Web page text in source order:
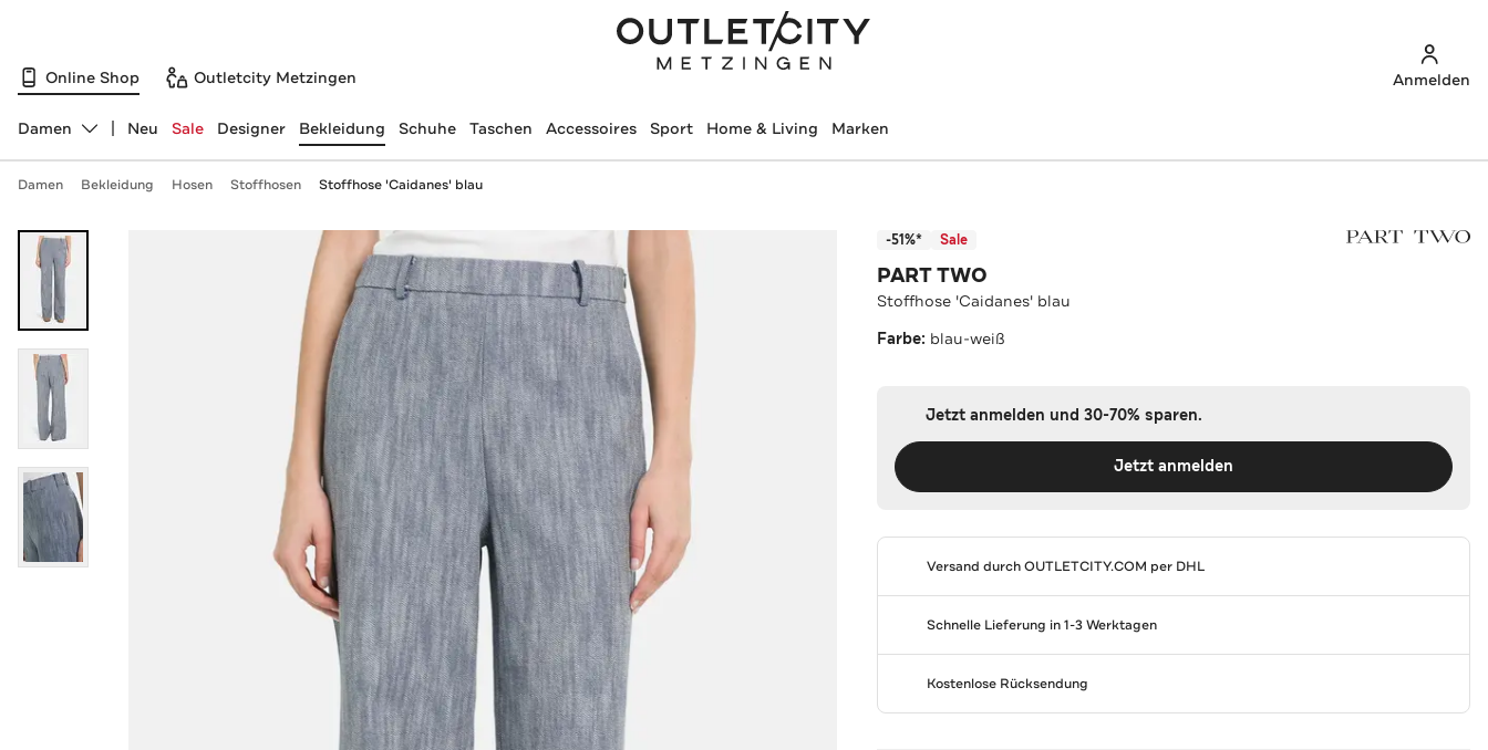
Online Shop Outletcity Metzingen Anmelden
Abteilung ändern, ausgewählt:
Damen Neu Sale Designer Bekleidung Schuhe Taschen Accessoires Sport Home & Living Marken
Damen Bekleidung Hosen Stoffhosen Stoffhose 'Caidanes' blau
-51%* Sale
PART TWO
Stoffhose 'Caidanes' blau
Farbe: blau-weiß
Jetzt anmelden und 30-70% sparen.
Jetzt anmelden
Versand durchOUTLETCITY.COM per DHL
Schnelle Lieferung in 1-3 Werktagen
Kostenlose Rücksendung